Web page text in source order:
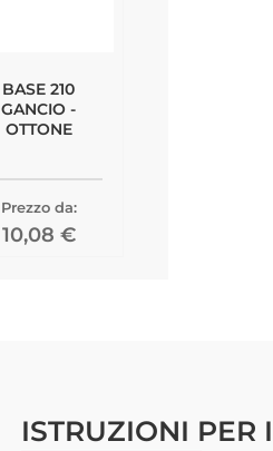
BASE 210
GANCIO -
OTTONE
Prezzo da:
10,08 €
ISTRUZIONI PER